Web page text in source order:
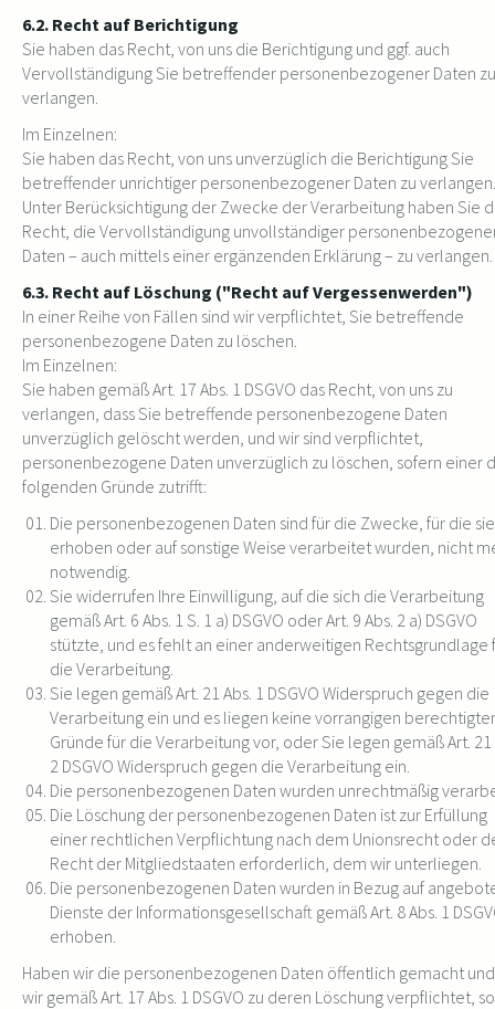
6.2. Recht auf Berichtigung
Sie haben das Recht, von uns die Berichtigung und ggf. auch
Vervollständigung Sie betreffender personenbezogener Daten zu
verlangen.
Im Einzelnen:
Sie haben das Recht, von uns unverzüglich die Berichtigung Sie
betreffender unrichtiger personenbezogener Daten zu verlangen.
Unter Berücksichtigung der Zwecke der Verarbeitung haben Sie
Recht, die Vervollständigung unvollständiger
Daten – auch mittels einer ergänzenden Erklärung – zu verlangen.
6.3. Recht auf Löschung ("Recht auf Vergessenwerden")
In einer Reihe von Fällen sind wir verpflichtet, Sie betreffende
personenbezogene Daten zu löschen.
Im Einzelnen:
Sie haben gemäß Art. 17 Abs. 1 DSGVO das Recht, von uns zu
verlangen, dass Sie betreffende personenbezogene Daten
unverzüglich gelöscht werden, und wir sind verpflichtet,
personenbezogene Daten unverzüglich zu löschen, sofern einer
folgenden Gründe zutrifft:
Die personenbezogenen Daten sind für die Zwecke, für die sie
erhoben oder auf sonstige Weise verarbeitet wurden, nicht
notwendig.
Sie widerrufen Ihre Einwilligung, auf die sich die Verarbeitung
gemäß Art. 6 Abs. 1 S. 1 a) DSGVO oder Art. 9 Abs. 2 a) DSGVO
stützte, und es fehlt an einer anderweitigen Rechtsgrundlage
die Verarbeitung.
Sie legen gemäß Art. 21 Abs. 1 DSGVO Widerspruch gegen die
Verarbeitung ein und es liegen keine vorrangigen
Gründe für die Verarbeitung vor, oder Sie legen gemäß Art. 21
2 DSGVO Widerspruch gegen die Verarbeitung ein.
Die personenbezogenen Daten wurden unrechtmäßig
Die Löschung der personenbezogenen Daten ist zur Erfüllung
einer rechtlichen Verpflichtung nach dem Unionsrecht oder
Recht der Mitgliedstaaten erforderlich, dem wir unterliegen.
Die personenbezogenen Daten wurden in Bezug auf
Dienste der Informationsgesellschaft gemäß Art. 8 Abs. 1
erhoben.
Haben wir die personenbezogenen Daten öffentlich gemacht
wir gemäß Art. 17 Abs. 1 DSGVO zu deren Löschung verpflichtet, so